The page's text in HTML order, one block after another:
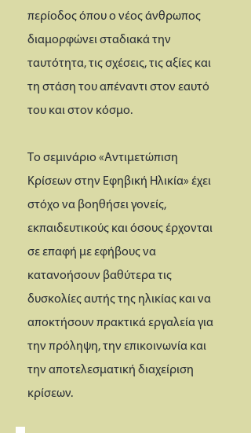
περίοδος όπου ο νέος άνθρωπος
διαμορφώνει σταδιακά την
ταυτότητα, τις σχέσεις, τις αξίες και
τη στάση του απέναντι στον εαυτό
του και στον κόσμο.
Το σεμινάριο «Αντιμετώπιση
Κρίσεων στην Εφηβική Ηλικία» έχει
στόχο να βοηθήσει γονείς,
εκπαιδευτικούς και όσους έρχονται
σε επαφή με εφήβους να
κατανοήσουν βαθύτερα τις
δυσκολίες αυτής της ηλικίας και να
αποκτήσουν πρακτικά εργαλεία για
την πρόληψη, την επικοινωνία και
την αποτελεσματική διαχείριση
κρίσεων.